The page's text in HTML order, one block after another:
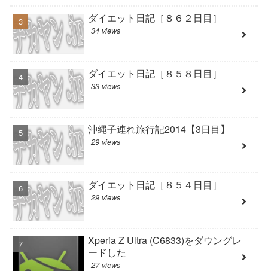
ダイエット日記［８６２日目］
34 views
ダイエット日記［８５８日目］
33 views
沖縄子連れ旅行記2014【3日目】
29 views
ダイエット日記［８５４日目］
29 views
Xperia Z Ultra (C6833)をダウングレ
ードした
27 views